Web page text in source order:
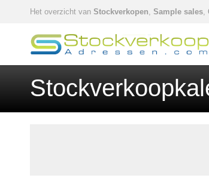
Het overzicht van Stockverkopen, Sample sales,